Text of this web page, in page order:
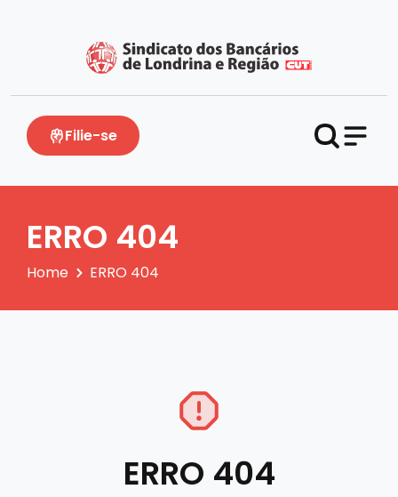
Filie-se
ERRO 404
Home ERRO 404
ERRO 404